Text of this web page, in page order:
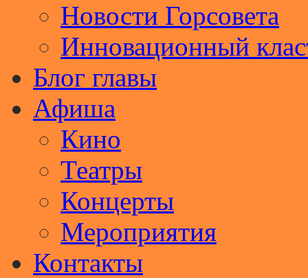
Новости Горсовета
Инновационный
Блог главы
Афиша
Кино
Театры
Концерты
Мероприятия
Контакты